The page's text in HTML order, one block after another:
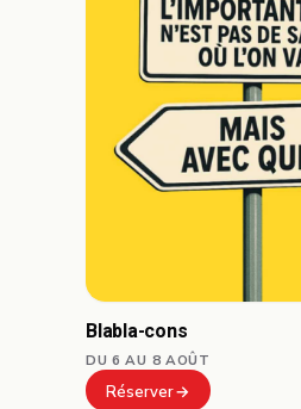
Blabla-cons
DU 6 AU 8 AOÛT
Réserver